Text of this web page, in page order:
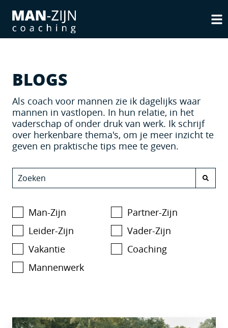
BLOGS
Als coach voor mannen zie ik dagelijks waar
mannen in vastlopen. In hun relatie, in het
vaderschap of onder druk van werk. Ik schrijf
over herkenbare thema's, om je meer inzicht te
geven en praktische tips mee te geven.
Man-Zijn
Partner-Zijn
Leider-Zijn
Vader-Zijn
Vakantie
Coaching
Mannenwerk